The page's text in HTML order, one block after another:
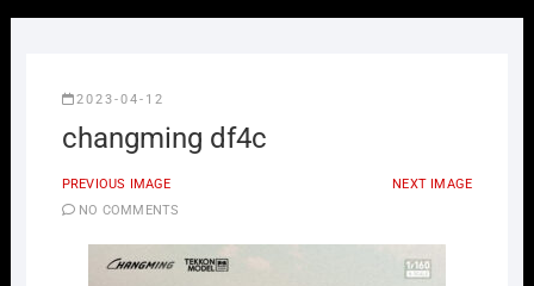
2023-04-12
changming df4c
PREVIOUS IMAGE
NEXT IMAGE
NO COMMENTS